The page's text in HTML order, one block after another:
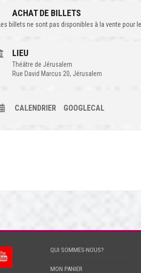
ACHAT DE BILLETS
Les billets ne sont pas disponibles à la vente pour
LIEU
Théâtre de Jérusalem
Rue David Marcus 20, Jérusalem
CALENDRIER GOOGLECAL
QUI SOMMES-NOUS?
MON PANIER